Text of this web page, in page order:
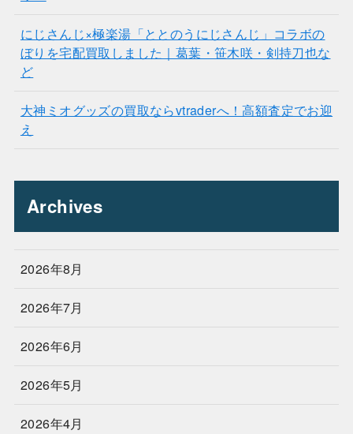
にじさんじ×極楽湯「ととのうにじさんじ」コラボの
ぼりを宅配買取しました｜葛葉・笹木咲・剣持刀也な
ど
大神ミオグッズの買取ならvtraderへ！高額査定でお迎
え
Archives
2026年8月
2026年7月
2026年6月
2026年5月
2026年4月